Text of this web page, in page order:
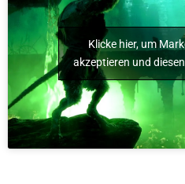
Klicke hier, um
akzeptieren und